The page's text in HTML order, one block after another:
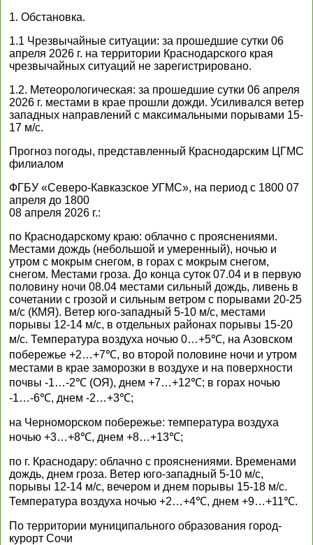
1. Обстановка.
1.1 Чрезвычайные ситуации: за прошедшие сутки 06
апреля 2026 г. на территории Краснодарского края
чрезвычайных ситуаций не зарегистрировано.
1.2. Метеорологическая: за прошедшие сутки 06 апреля
2026 г. местами в крае прошли дожди. Усиливался ветер
западных направлений с максимальными порывами 15-
17 м/с.
Прогноз погоды, представленный Краснодарским ЦГМС
филиалом
ФГБУ «Северо-Кавказское УГМС», на период с 1800 07
апреля до 1800
08 апреля 2026 г.:
по Краснодарскому краю: облачно с прояснениями.
Местами дождь (небольшой и умеренный), ночью и
утром с мокрым снегом, в горах с мокрым снегом,
снегом. Местами гроза. До конца суток 07.04 и в первую
половину ночи 08.04 местами сильный дождь, ливень в
сочетании с грозой и сильным ветром с порывами 20-25
м/с (КМЯ). Ветер юго-западный 5-10 м/с, местами
порывы 12-14 м/с, в отдельных районах порывы 15-20
м/с. Температура воздуха ночью 0…+5℃, на Азовском
побережье +2…+7℃, во второй половине ночи и утром
местами в крае заморозки в воздухе и на поверхности
почвы -1…-2℃ (ОЯ), днем +7…+12℃; в горах ночью
-1…-6℃, днем -2…+3℃;
на Черноморском побережье: температура воздуха
ночью +3…+8℃, днем +8…+13℃;
по г. Краснодару: облачно с прояснениями. Временами
дождь, днем гроза. Ветер юго-западный 5-10 м/с,
порывы 12-14 м/с, вечером и днем порывы 15-18 м/с.
Температура воздуха ночью +2…+4℃, днем +9…+11℃.
По территории муниципального образования город-
курорт Сочи